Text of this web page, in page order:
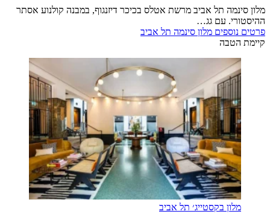
מלון סינמה תל אביב מרשת אטלס בכיכר דיזנגוף, במבנה קולנוע אסתר
ההיסטורי. עם גג…
פרטים נוספים מלון סינמה תל אביב
קיימת הטבה
מלון בקסטייג׳ תל אביב